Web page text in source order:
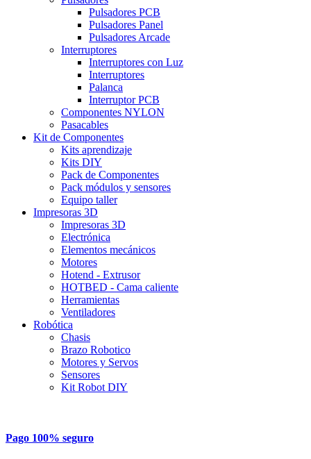
Pulsadores PCB
Pulsadores Panel
Pulsadores Arcade
Interruptores
Interruptores con Luz
Interruptores
Palanca
Interruptor PCB
Componentes NYLON
Pasacables
Kit de Componentes
Kits aprendizaje
Kits DIY
Pack de Componentes
Pack módulos y sensores
Equipo taller
Impresoras 3D
Impresoras 3D
Electrónica
Elementos mecánicos
Motores
Hotend - Extrusor
HOTBED - Cama caliente
Herramientas
Ventiladores
Robótica
Chasis
Brazo Robotico
Motores y Servos
Sensores
Kit Robot DIY
Pago 100% seguro